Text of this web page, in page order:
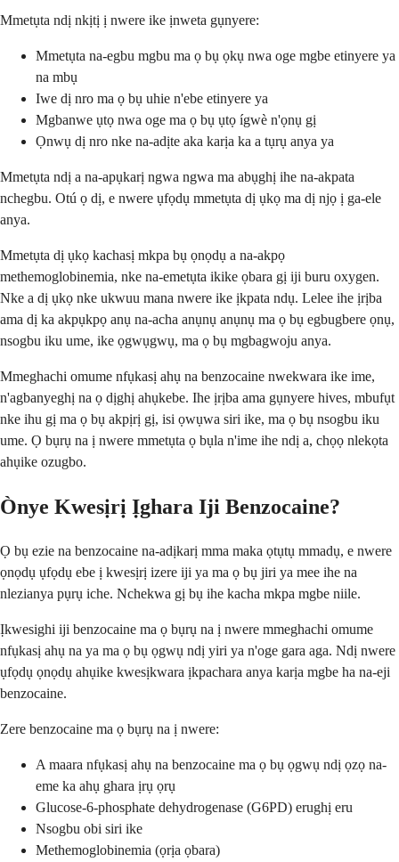
Mmetụta ndị nkịtị ị nwere ike ịnweta gụnyere:
Mmetụta na-egbu mgbu ma ọ bụ ọkụ nwa oge mgbe etinyere ya
na mbụ
Iwe dị nro ma ọ bụ uhie n'ebe etinyere ya
Mgbanwe ụtọ nwa oge ma ọ bụ ụtọ ígwè n'ọnụ gị
Ọnwụ dị nro nke na-adịte aka karịa ka a tụrụ anya ya
Mmetụta ndị a na-apụkarị ngwa ngwa ma abụghị ihe na-akpata
nchegbu. Otú ọ dị, e nwere ụfọdụ mmetụta dị ụkọ ma dị njọ ị ga-ele
anya.
Mmetụta dị ụkọ kachasị mkpa bụ ọnọdụ a na-akpọ
methemoglobinemia, nke na-emetụta ikike ọbara gị iji buru oxygen.
Nke a dị ụkọ nke ukwuu mana nwere ike ịkpata ndụ. Lelee ihe ịrịba
ama dị ka akpụkpọ anụ na-acha anụnụ anụnụ ma ọ bụ egbugbere ọnụ,
nsogbu iku ume, ike ọgwụgwụ, ma ọ bụ mgbagwoju anya.
Mmeghachi omume nfụkasị ahụ na benzocaine nwekwara ike ime,
n'agbanyeghị na ọ dịghị ahụkebe. Ihe ịrịba ama gụnyere hives, mbufụt
nke ihu gị ma ọ bụ akpịrị gị, isi ọwụwa siri ike, ma ọ bụ nsogbu iku
ume. Ọ bụrụ na ị nwere mmetụta ọ bụla n'ime ihe ndị a, chọọ nlekọta
ahụike ozugbo.
Ònye Kwesịrị Ịghara Iji Benzocaine?
Ọ bụ ezie na benzocaine na-adịkarị mma maka ọtụtụ mmadụ, e nwere
ọnọdụ ụfọdụ ebe ị kwesịrị izere iji ya ma ọ bụ jiri ya mee ihe na
nlezianya pụrụ iche. Nchekwa gị bụ ihe kacha mkpa mgbe niile.
Ịkwesighi iji benzocaine ma ọ bụrụ na ị nwere mmeghachi omume
nfụkasị ahụ na ya ma ọ bụ ọgwụ ndị yiri ya n'oge gara aga. Ndị nwere
ụfọdụ ọnọdụ ahụike kwesịkwara ịkpachara anya karịa mgbe ha na-eji
benzocaine.
Zere benzocaine ma ọ bụrụ na ị nwere:
A maara nfụkasị ahụ na benzocaine ma ọ bụ ọgwụ ndị ọzọ na-
eme ka ahụ ghara ịrụ ọrụ
Glucose-6-phosphate dehydrogenase (G6PD) erughị eru
Nsogbu obi siri ike
Methemoglobinemia (ọrịa ọbara)